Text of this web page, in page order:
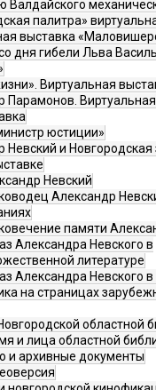
Валдайского
палитра»
выставка
дня гибели Льва
Виртуальная
Парамонов. Виртуальная
юстиции»
Невский и Новгородская
Невский
Александр
памяти
Александра Невского в
литературе
Александра Невского в
на страницах
областной
и лица областной
и архивные документы